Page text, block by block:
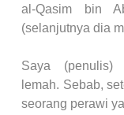
al-Qasim bin
(selanjutnya dia
Saya (penulis)
lemah. Sebab,
seorang perawi